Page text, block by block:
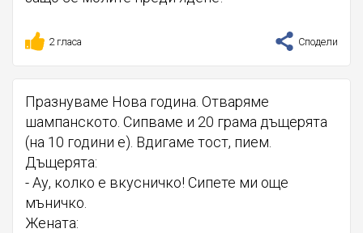
2 гласа Сподели
Празнуваме Нова година. Отваряме
шампанското. Сипваме и 20 грама дъщерята
(на 10 години е). Вдигаме тост, пием.
Дъщерята:
- Ау, колко е вкусничко! Сипете ми още
мъничко.
Жената: